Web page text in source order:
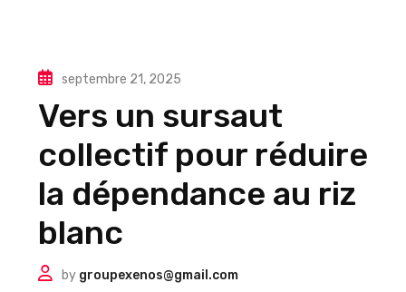
septembre 21, 2025
Vers un sursaut
collectif pour réduire
la dépendance au riz
blanc
by groupexenos@gmail.com